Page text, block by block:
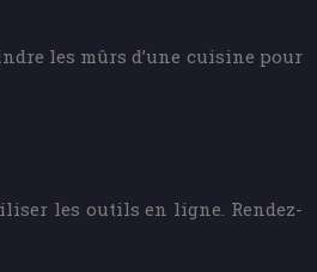
les mûrs d’une cuisine pour
les outils en ligne. Rendez-